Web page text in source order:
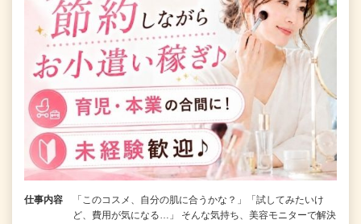
仕事内容
「このコスメ、自分の肌に合うかな？」「試してみたいけ
ど、費用が気になる…」 そんな気持ち、美容モニターで解決